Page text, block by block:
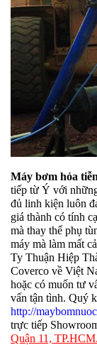
Máy bơm hỏa
tiếp từ Ý với
đủ linh kiện luôn
giá thành có tính
mà thay thế phụ
máy mà làm mất
Ty Thuận Hiệp
Coverco về Việt
hoặc có muốn tư
vấn tận tình. Quý
http://
trực tiếp
Quận 11, TP.HCM.